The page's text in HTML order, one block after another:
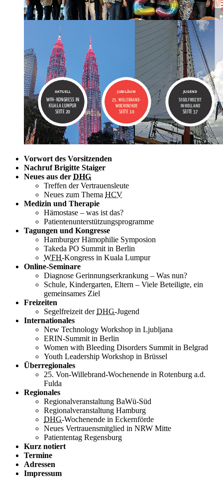
Vorwort des Vorsitzenden
Nachruf Brigitte Staiger
Neues aus der DHG
Treffen der Vertrauensleute
Neues zum Thema HCV
Medizin und Therapie
Hämostase – was ist das?
Patientenunterstützungsprogramme
Tagungen und Kongresse
Hamburger Hämophilie Symposion
Takeda PO Summit in Berlin
WFH-Kongress in Kuala Lumpur
Online-Seminare
Diagnose Gerinnungserkrankung – Was nun?
Schule, Kindergarten, Eltern – Viele Beteiligte, ein
gemeinsames Ziel
Freizeiten
Segelfreizeit derDHG-Jugend
Internationales
New Technology Workshop in Ljubljana
ERIN-Summit in Berlin
Women with Bleeding Disorders Summit in Belgrad
Youth Leadership Workshop in Brüssel
Überregionales
25. Von-Willebrand-Wochenende in Rotenburg a.d.
Fulda
Regionales
Regionalveranstaltung BaWü-Süd
Regionalveranstaltung Hamburg
DHG-Wochenende in Eckernförde
Neues Vertrauensmitglied in NRW Mitte
Patiententag Regensburg
Kurz notiert
Termine
Adressen
Impressum